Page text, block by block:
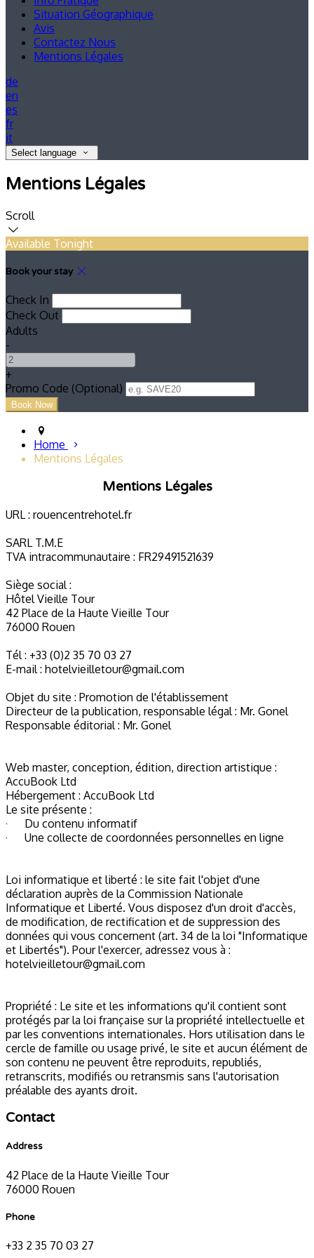
Situation Géographique
Avis
Contactez Nous
Mentions Légales
de
en
es
fr
it
Select language
Mentions Légales
Scroll
Available Tonight
Book your stay
Check In
Check Out
Adults
-
+
Promo Code (Optional)
Home
Mentions Légales
Mentions Légales
URL : rouencentrehotel.fr
SARL T.M.E
TVA intracommunautaire : FR29491521639
Siège social :
Hôtel Vieille Tour
42 Place de la Haute Vieille Tour
76000 Rouen
Tél : +33 (0)2 35 70 03 27
E-mail : hotelvieilletour@gmail.com
Objet du site : Promotion de l'établissement
Directeur de la publication, responsable légal : Mr. Gonel
Responsable éditorial : Mr. Gonel
Web master, conception, édition, direction artistique :
AccuBook Ltd
Hébergement : AccuBook Ltd
Le site présente :
· Du contenu informatif
· Une collecte de coordonnées personnelles en ligne
Loi informatique et liberté : le site fait l'objet d'une
déclaration auprès de la Commission Nationale
Informatique et Liberté. Vous disposez d'un droit d'accès,
de modification, de rectification et de suppression des
données qui vous concernent (art. 34 de la loi "Informatique
et Libertés"). Pour l'exercer, adressez vous à :
hotelvieilletour@gmail.com
Propriété : Le site et les informations qu'il contient sont
protégés par la loi française sur la propriété intellectuelle et
par les conventions internationales. Hors utilisation dans le
cercle de famille ou usage privé, le site et aucun élément de
son contenu ne peuvent être reproduits, republiés,
retranscrits, modifiés ou retransmis sans l'autorisation
préalable des ayants droit.
Contact
Address
42 Place de la Haute Vieille Tour
76000 Rouen
Phone
+33 2 35 70 03 27